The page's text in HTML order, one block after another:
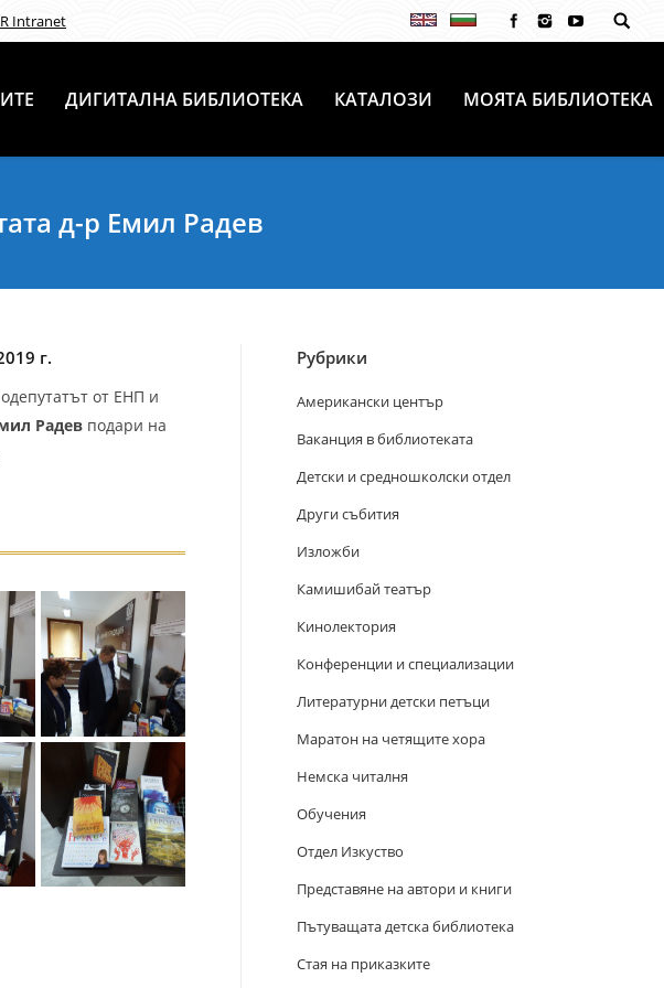
Intranet
ДИГИТАЛНА БИБЛИОТЕКА КАТАЛОЗИ МОЯТА БИБЛИОТЕКА
д-р Емил Радев
г.
от ЕНП и
Радевподари на
Рубрики
Американски център
Ваканция в библиотеката
Детски и средношколски отдел
Други събития
Изложби
Камишибай театър
Кинолектория
Конференции и специализации
Литературни детски петъци
Маратон на четящите хора
Немска читалня
Обучения
Отдел Изкуство
Представяне на автори и книги
Пътуващата детска библиотека
Стая на приказките